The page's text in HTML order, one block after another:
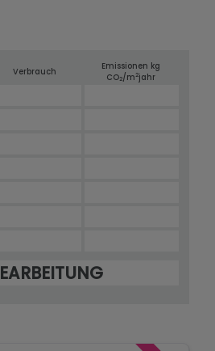
Verbrauch
Emissionen kg
CO2/m2jahr